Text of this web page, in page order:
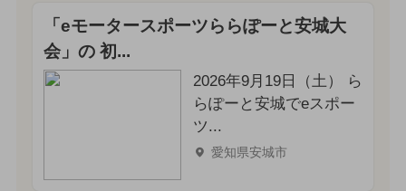
「eモータースポーツららぽーと安城大
会」の 初...
2026年9月19日（土） ら
らぽーと安城でeスポー
ツ...
愛知県安城市